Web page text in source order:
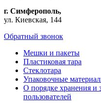
г. Симферополь,
ул. Киевская, 144
Обратный звонок
Мешки и пакеты
Пластиковая тара
Стеклотара
Упаковочные
О порядке хранения
пользователей